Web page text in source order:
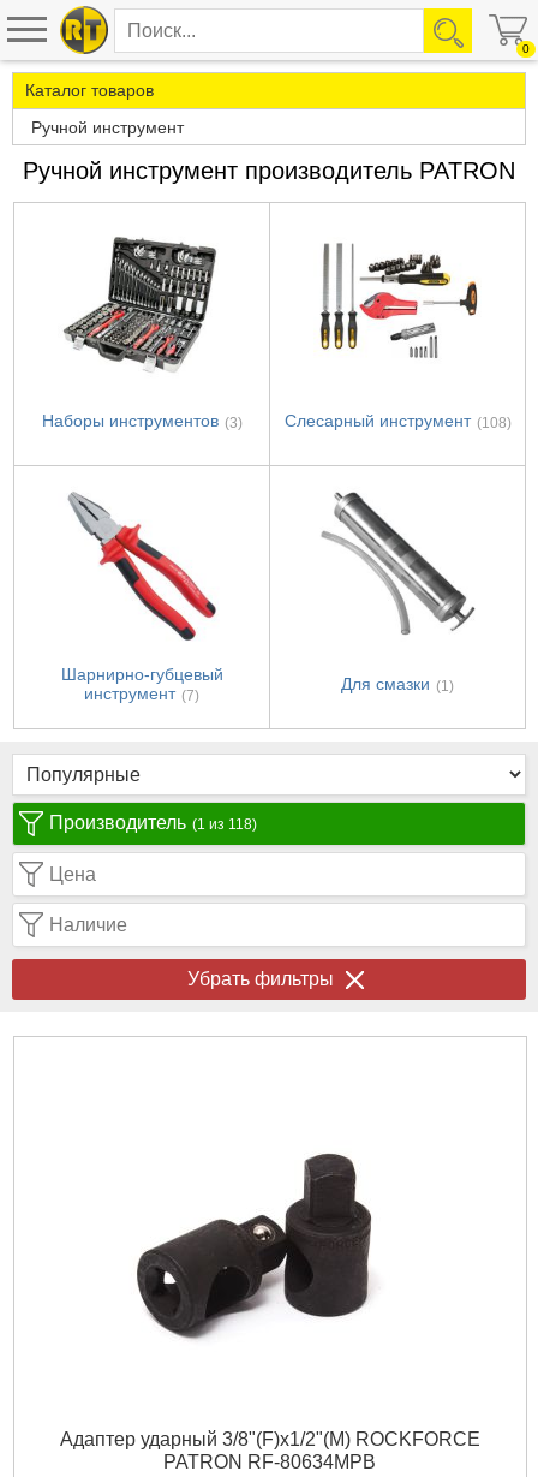
0
Каталог товаров
Ручной инструмент
Ручной инструмент производитель PATRON
Наборы инструментов (3) Слесарный инструмент (108)
Шарнирно-губцевый
инструмент (7)
Для смазки (1)
Производитель (1 из 118)
Цена
Наличие
Убрать фильтры
Адаптер ударный 3/8"(F)x1/2"(M) ROCKFORCE
PATRON RF-80634MPB